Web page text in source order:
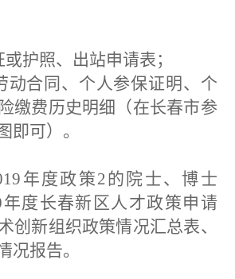
护照、出站申请表；
动合同、个人参保证明、个
缴费历史明细（在长春市参
即可）。
9 年度政策2的院士、博士
年度长春新区人才政策申请
创新组织政策情况汇总表、
况报告。